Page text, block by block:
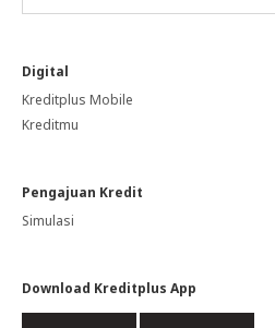
Digital
Kreditplus Mobile
Kreditmu
Pengajuan Kredit
Simulasi
Download Kreditplus App